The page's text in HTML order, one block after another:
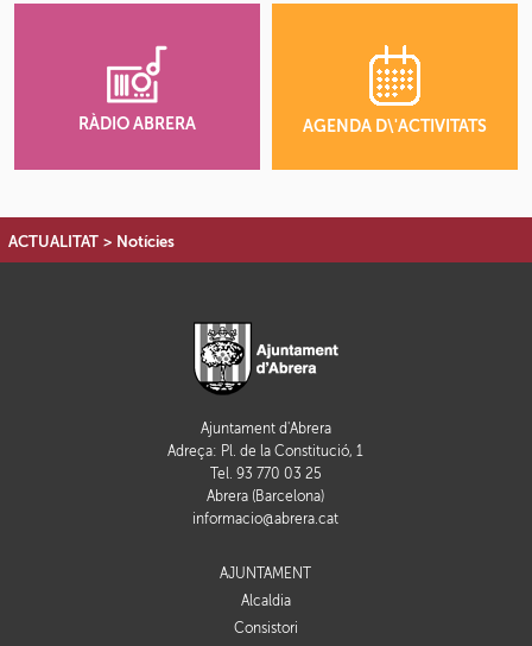
RÀDIO ABRERA AGENDA D\'ACTIVITATS
ACTUALITAT > Notícies
Ajuntament d'Abrera
Adreça: Pl. de la Constitució, 1
Tel. 93 770 03 25
Abrera (Barcelona)
informacio@abrera.cat
AJUNTAMENT
Alcaldia
Consistori